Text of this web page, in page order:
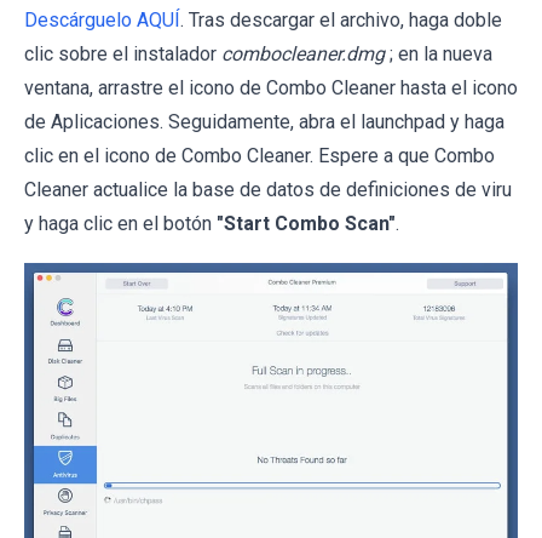
Descárguelo AQUÍ. Tras descargar el archivo, haga doble
clic sobre el instalador combocleaner.dmg ; en la nueva
ventana, arrastre el icono de Combo Cleaner hasta el icono
de Aplicaciones. Seguidamente, abra el launchpad y haga
clic en el icono de Combo Cleaner. Espere a que Combo
Cleaner actualice la base de datos de definiciones de viru
y haga clic en el botón "Start Combo Scan".